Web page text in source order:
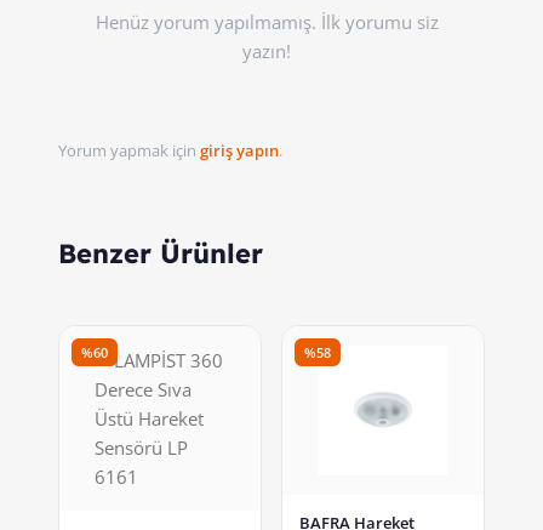
Henüz yorum yapılmamış. İlk yorumu siz
yazın!
Yorum yapmak için giriş yapın.
Benzer Ürünler
%60 %58
BAFRA Hareket